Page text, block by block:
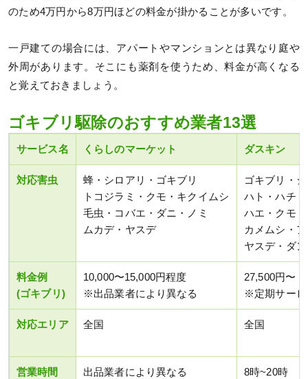
のため4万円から8万円ほどの料金が掛かることが多いです。
一戸建ての場合には、アパートやマンションとは異なり庭や
外周があります。そこにも薬剤を使うため、料金が高くなる
と覚えておきましょう。
ゴキブリ駆除のおすすめ業者13選
サービス名 くらしのマーケット ダスキン
対応害虫
蜂・シロアリ・ゴキブリ
トコジラミ・クモ・キクイムシ
毛虫・コバエ・ダニ・ノミ
ムカデ・ヤスデ
ゴキブリ・
ハト・ハチ
ハエ・クモ
カメムシ・
ヤスデ・ダ
料金例
(ゴキブリ)
10,000〜15,000円程度
※出品業者により異なる
27,500円〜
※定期サービ
対応エリア 全国 全国
営業時間 出品業者により異なる 8時~20時